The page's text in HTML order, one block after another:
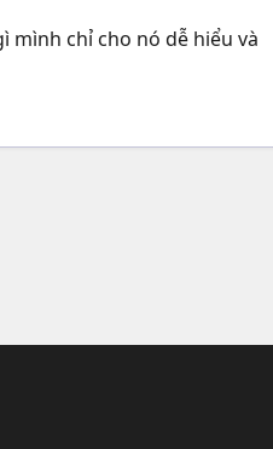
mình chỉ cho nó dễ hiểu và